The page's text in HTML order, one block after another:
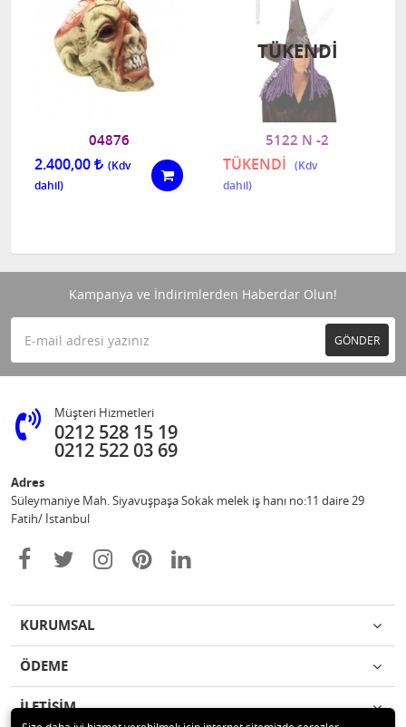
04876
2.400,00
5122 N -2
TÜKENDİ
TÜKENDI
Kampanya ve İndirimlerden Haberdar Olun!
GÖNDER
Müşteri Hizmetleri
0212 528 15 19
0212 522 03 69
Adres
Süleymaniye Mah. Siyavuşpaşa Sokak melek iş hanı no:11 daire 29
Fatih/ İstanbul
KURUMSAL
ÖDEME
İLETİŞİM